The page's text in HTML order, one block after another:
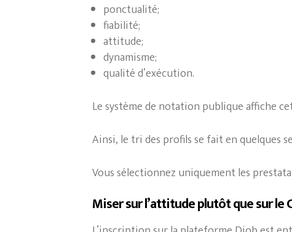
ponctualité;
fiabilité;
attitude;
dynamisme;
qualité d’exécution.
Le système de notation publique affiche
Ainsi, le tri des profils se fait en quelques
Vous sélectionnez uniquement les
Miser sur l’attitude plutôt que sur le